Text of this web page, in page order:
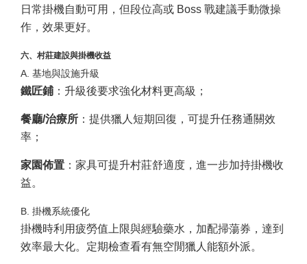
日常掛機自動可用，但段位高或 Boss 戰建議手動微操
作，效果更好。
六、村莊建設與掛機收益
A. 基地與設施升級
鐵匠鋪 ：升級後要求強化材料更高級；
餐廳/治療所 ：提供獵人短期回復，可提升任務通關效
率；
家園佈置 ：家具可提升村莊舒適度，進一步加持掛機收
益。
B. 掛機系統優化
掛機時利用疲勞值上限與經驗藥水，加配掃蕩券，達到
效率最大化。定期檢查看有無空閒獵人能額外派。